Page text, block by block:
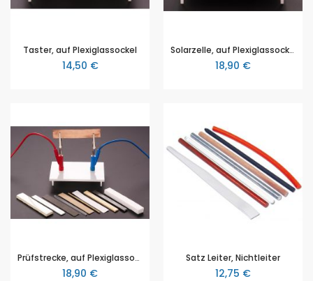
Taster, auf Plexiglassockel
14,50 €
Solarzelle, auf Plexiglassockel
18,90 €
Prüfstrecke, auf Plexiglassockel
18,90 €
Satz Leiter, Nichtleiter
12,75 €